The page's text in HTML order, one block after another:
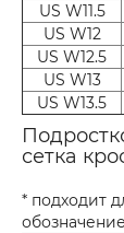
US W11.5
US W12
US W12.5
US W13
US W13.5
сетка
* подходит